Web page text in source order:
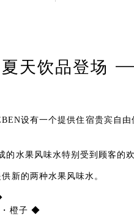
夏天饮品登场
设有一个提供住宿贵宾自由
的水果风味水特别受到顾客的欢
新的两种水果风味水。
橙子 ◆